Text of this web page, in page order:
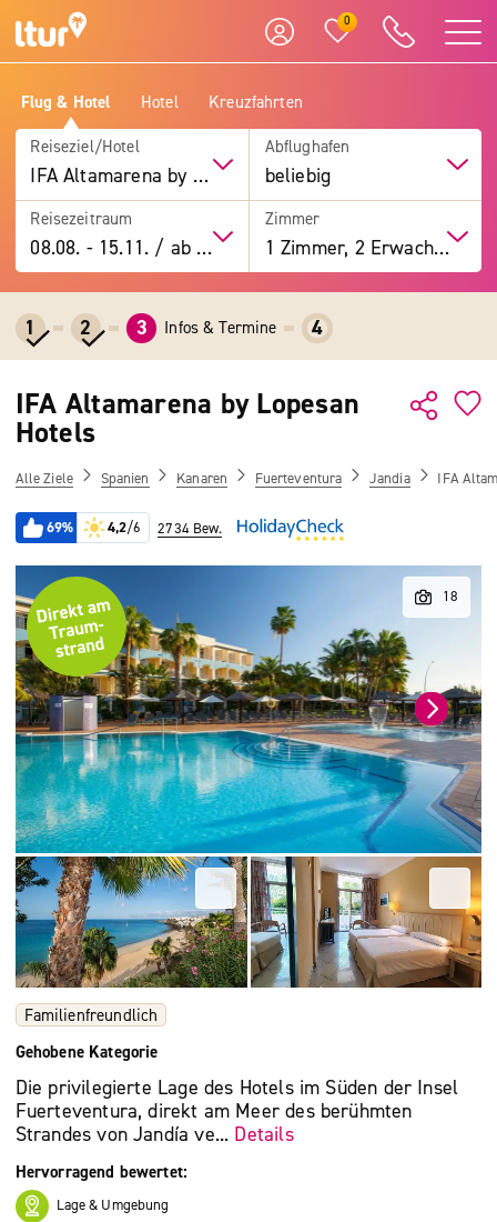
0
Flug & Hotel Hotel Kreuzfahrten
Reiseziel/Hotel
IFA Altamarena by Lopesan Hotels
Abflughafen
beliebig
Reisezeitraum
08.08. -15.11. / ab 7 Tage
Zimmer
1 Zimmer, 2 Erwachsene
1 2 3 Infos & Termine 4
IFA Altamarena by Lopesan
Hotels
Alle Ziele Spanien Kanaren Fuerteventura Jandia IFA
69% 4,2/6 2734 Bew.
Familienfreundlich
Gehobene Kategorie
Die privilegierte Lage des Hotels im Süden der Insel
Fuerteventura, direkt am Meer des berühmten
Strandes von Jandía ve... Details
Hervorragend bewertet:
Lage & Umgebung